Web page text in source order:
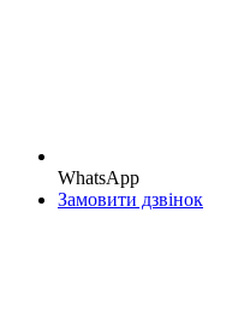
WhatsApp
Замовити дзвінок